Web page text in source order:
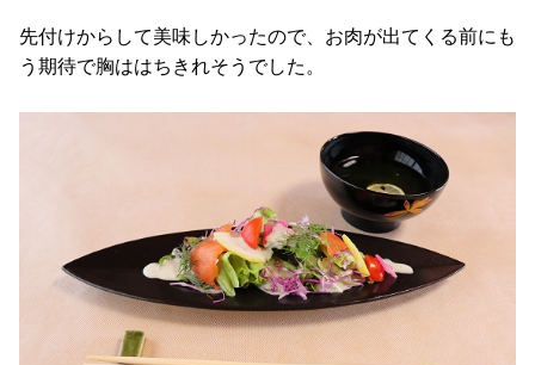
先付けからして美味しかったので、お肉が出てくる前にも
う期待で胸ははちきれそうでした。